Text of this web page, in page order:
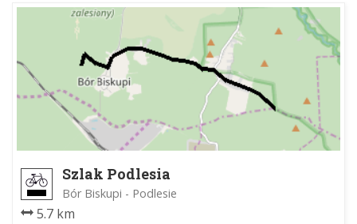
Szlak Podlesia
Bór Biskupi - Podlesie
5.7 km